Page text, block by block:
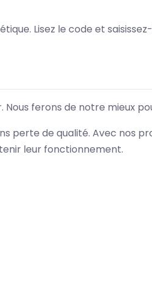
Lisez le code et
ferons de notre mieux
perte de qualité. Avec nos
leur fonctionnement.